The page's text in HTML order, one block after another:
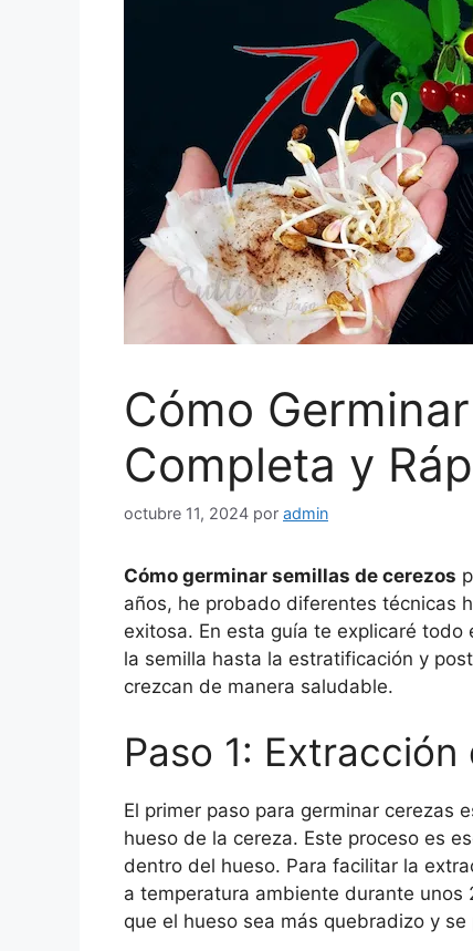
Cómo
Completa y
octubre 11, 2024 por admin
Cómo germinar semillas de cerezos
años, he probado diferentes técnicas
exitosa. En esta guía te explicaré
la semilla hasta la estratificación y
crezcan de manera saludable.
Paso 1:
El primer paso para germinar cerezas
hueso de la cereza. Este proceso es
dentro del hueso. Para facilitar la
a temperatura ambiente durante unos
que el hueso sea más quebradizo y